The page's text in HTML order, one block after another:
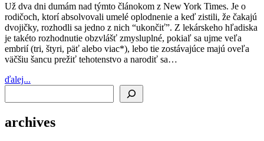
Už dva dni dumám nad týmto článokom z New York Times. Je o
rodičoch, ktorí absolvovali umelé oplodnenie a keď zistili, že čakajú
dvojičky, rozhodli sa jedno z nich “ukončiť”. Z lekárskeho hľadiska
je takéto rozhodnutie obzvlášť zmysluplné, pokiaľ sa ujme veľa
embrií (tri, štyri, päť alebo viac*), lebo tie zostávajúce majú oveľa
väčšiu šancu prežiť tehotenstvo a narodiť sa…
ďalej...
archives